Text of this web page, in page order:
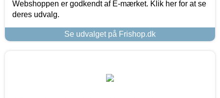
Webshoppen er godkendt af E-mærket. Klik her for at se
deres udvalg.
Se udvalget på Frishop.dk